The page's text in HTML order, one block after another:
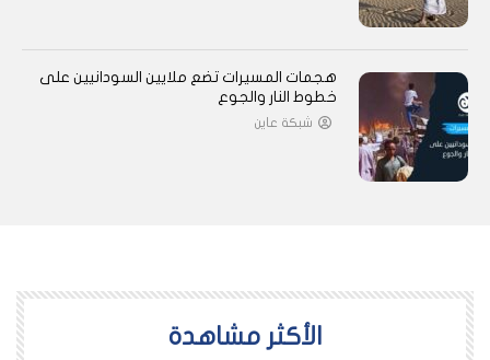
هجمات المسيرات تضع ملايين السودانيين على
خطوط النار والجوع
شبكة عاين
اﻷكثر مشاهدة